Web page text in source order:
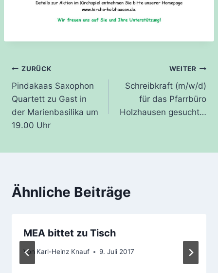
Beitragsnavigation
ZURÜCK
Pindakaas Saxophon
Quartett zu Gast in
der Marienbasilika um
19.00 Uhr
WEITER
Schreibkraft (m/w/d)
für das Pfarrbüro
Holzhausen gesucht…
Ähnliche Beiträge
MEA bittet zu Tisch
Von Karl-Heinz Knauf 9. Juli 2017